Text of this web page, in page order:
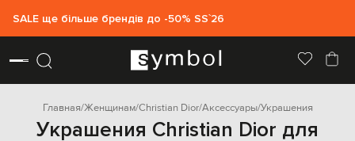
SALE ще більше брендів до -50% SS`26
Главная Женщинам Christian Dior Аксессуары Украшения
Украшения Christian Dior для